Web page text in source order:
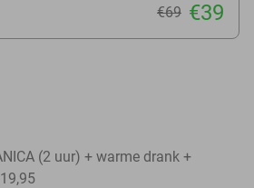
€69 €39
(2 uur) + warme drank +